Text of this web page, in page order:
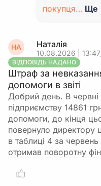
покупця… Ще
НА Наталія
10.08.2026 | 13:47
ВІДПОВІДЬ НАДАНО
Штраф за
допомоги в звіті
Добрий день. В
підприємству 14861
допомоги, до кінця
повернуло директору
в таблиці 4 за
отримав поворотну